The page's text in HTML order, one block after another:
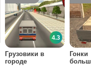
Грузовики в
городе
4.3
Гонки